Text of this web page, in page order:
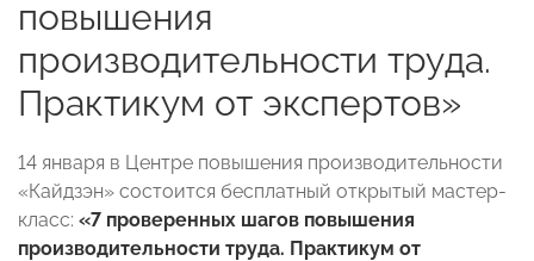
повышения
производительности труда.
Практикум от экспертов»
14 января в Центре повышения производительности
«Кайдзэн» состоится бесплатный открытый мастер-
класс: «7 проверенных шагов повышения
производительности труда. Практикум от